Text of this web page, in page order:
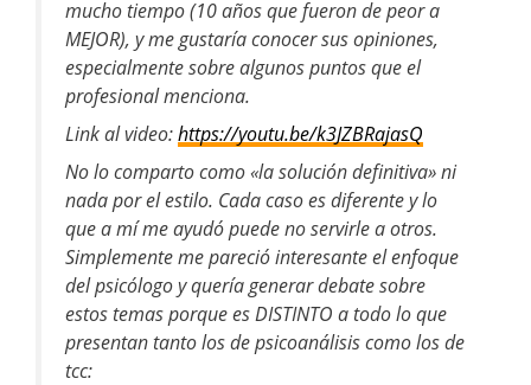
mucho tiempo (10 años que fueron de peor a
MEJOR), y me gustaría conocer sus opiniones,
especialmente sobre algunos puntos que el
profesional menciona.
Link al video:https://youtu.be/k3JZBRajasQ
No lo comparto como «la solución definitiva» ni
nada por el estilo. Cada caso es diferente y lo
que a mí me ayudó puede no servirle a otros.
Simplemente me pareció interesante el enfoque
del psicólogo y quería generar debate sobre
estos temas porque es DISTINTO a todo lo que
presentan tanto los de psicoanálisis como los de
tcc: